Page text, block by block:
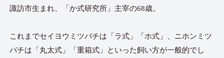
諏訪市生まれ、「か式研究所」主宰の68歳。
これまでセイヨウミツバチは「ラ式」「ホ式」、ニホンミツ
バチは「丸太式」「重箱式」といった飼い方が一般的でし